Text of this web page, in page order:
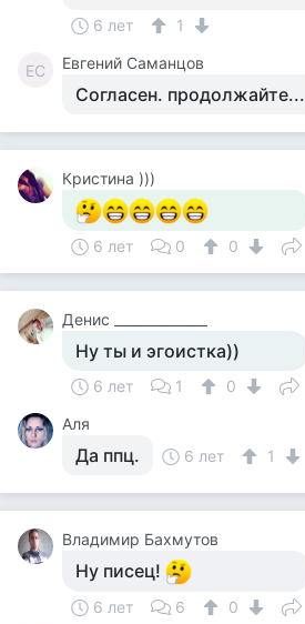
6 лет 1
ЕС Евгений Саманцов
Согласен. продолжайте...
Кристина )))
6 лет 0 0
Денис ______________
Ну ты и эгоистка))
6 лет 1
0
Аля
Да ппц. 6 лет 1
Владимир Бахмутов
Ну писец!
6 лет 6
0